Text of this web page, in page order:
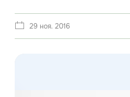
29 ноя. 2016